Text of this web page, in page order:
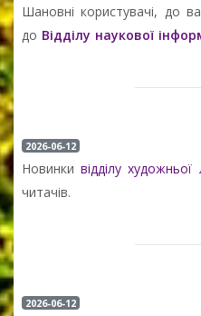
Шановні користувачі, до
до Відділу наукової
2026-06-12
Новинкивідділу художньої
читачів.
2026-06-12